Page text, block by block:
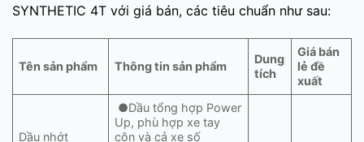
SYNTHETIC 4T với giá bán, các tiêu chuẩn như sau:
Tên sản phẩm Thông tin sản phẩm
Dung
tích
Giá bán
lẻ đề
xuất
Dầu nhớt
●Dầu tổng hợp Power
Up, phù hợp xe tay
côn và cả xe số